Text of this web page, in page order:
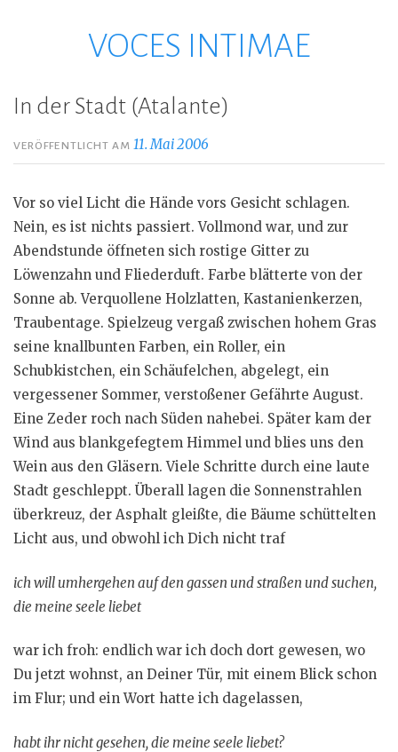
VOCES INTIMAE
In der Stadt (Atalante)
VERÖFFENTLICHT AM11. Mai 2006
Vor so viel Licht die Hände vors Gesicht schlagen.
Nein, es ist nichts passiert. Vollmond war, und zur
Abendstunde öffneten sich rostige Gitter zu
Löwenzahn und Fliederduft. Farbe blätterte von der
Sonne ab. Verquollene Holzlatten, Kastanienkerzen,
Traubentage. Spielzeug vergaß zwischen hohem Gras
seine knallbunten Farben, ein Roller, ein
Schubkistchen, ein Schäufelchen, abgelegt, ein
vergessener Sommer, verstoßener Gefährte August.
Eine Zeder roch nach Süden nahebei. Später kam der
Wind aus blankgefegtem Himmel und blies uns den
Wein aus den Gläsern. Viele Schritte durch eine laute
Stadt geschleppt. Überall lagen die Sonnenstrahlen
überkreuz, der Asphalt gleißte, die Bäume schüttelten
Licht aus, und obwohl ich Dich nicht traf
ich will umhergehen auf den gassen und straßen und suchen,
die meine seele liebet
war ich froh: endlich war ich doch dort gewesen, wo
Du jetzt wohnst, an Deiner Tür, mit einem Blick schon
im Flur; und ein Wort hatte ich dagelassen,
habt ihr nicht gesehen, die meine seele liebet?